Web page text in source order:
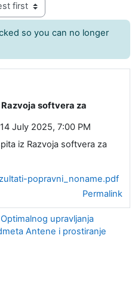
so you can no longer
softvera za
July 2025, 7:00 PM
iz Razvoja softvera za
popravni_noname.pdf
Permalink
upravljanja
Antene i prostiranje